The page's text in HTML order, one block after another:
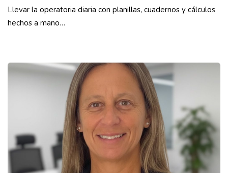
Llevar la operatoria diaria con planillas, cuadernos y cálculos
hechos a mano…